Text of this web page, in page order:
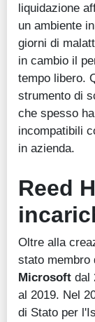
liquidazione
un ambiente
giorni di
in cambio il
tempo libero.
strumento di
che spesso
incompatibili
in azienda.
Reed
Oltre alla
stato membro
Microsoft dal
al 2019. Nel
di Stato per